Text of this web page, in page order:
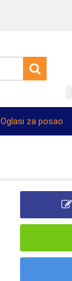
Oglasi za posao